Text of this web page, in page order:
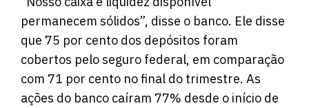
permanecem sólidos”, disse o banco. Ele disse
que 75 por cento dos depósitos foram
cobertos pelo seguro federal, em comparação
com 71 por cento no final do trimestre. As
ações do banco caíram 77% desde o início de